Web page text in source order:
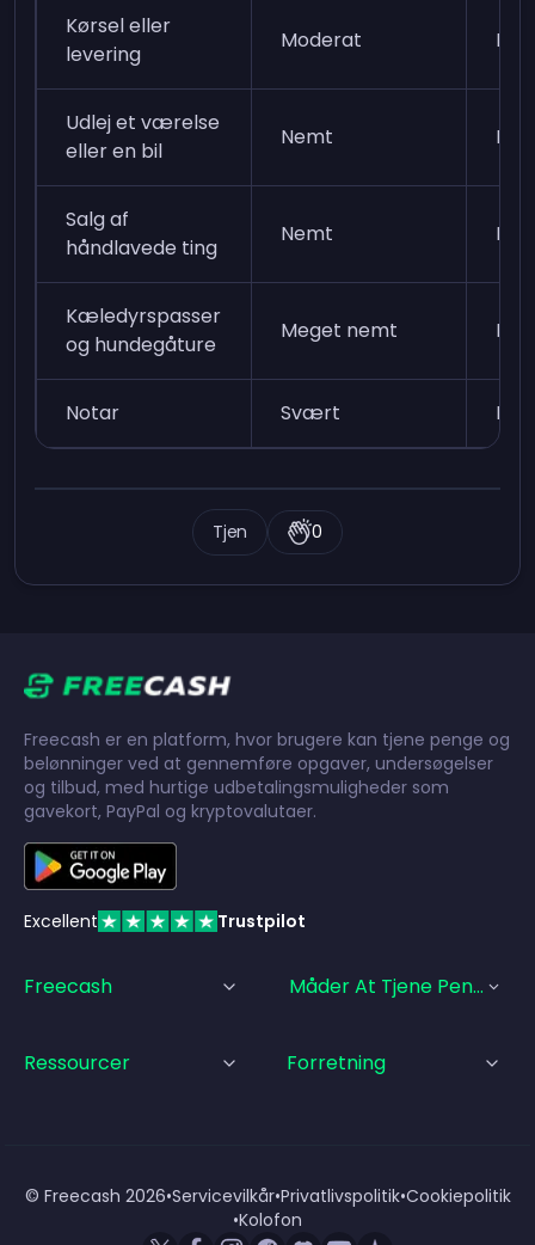
Kørsel eller
levering
Moderat Høj
Udlej et værelse
eller en bil
Nemt Høj
Salg af
håndlavede ting
Nemt
Kæledyrspasser
og hundegåture
Meget nemt
Notar Svært Høj
Tjen 0
Freecash er en platform, hvor brugere kan tjene penge og
belønninger ved at gennemføre opgaver, undersøgelser
og tilbud, med hurtige udbetalingsmuligheder som
gavekort, PayPal og kryptovalutaer.
Excellent Trustpilot
Freecash Måder At Tjene Penge På
Ressourcer Forretning
© Freecash 2026•Servicevilkår•Privatlivspolitik•Cookiepolitik
•Kolofon